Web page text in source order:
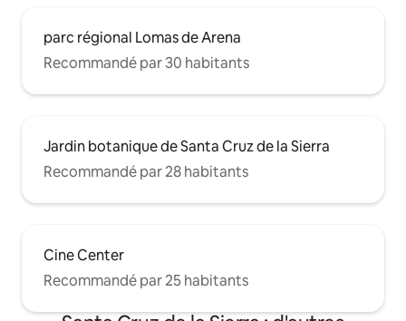
parc régional Lomas de Arena
Recommandé par 30 habitants
Jardin botanique de Santa Cruz de la Sierra
Recommandé par 28 habitants
Cine Center
Recommandé par 25 habitants